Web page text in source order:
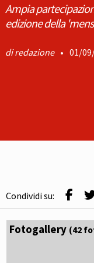
Ampia
edizione della
redazione • 01/
Condividi su:
Fotogallery (42